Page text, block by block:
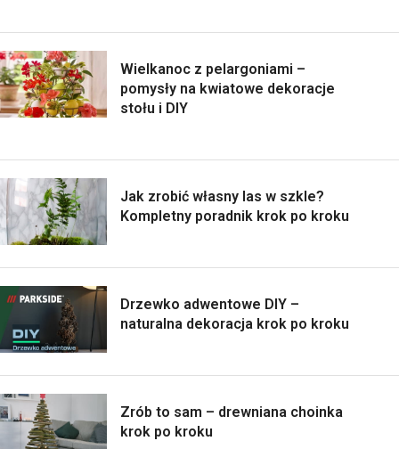
Wielkanoc z pelargoniami –
pomysły na kwiatowe dekoracje
stołu i DIY
Jak zrobić własny las w szkle?
Kompletny poradnik krok po kroku
Drzewko adwentowe DIY –
naturalna dekoracja krok po kroku
Zrób to sam – drewniana choinka
krok po kroku